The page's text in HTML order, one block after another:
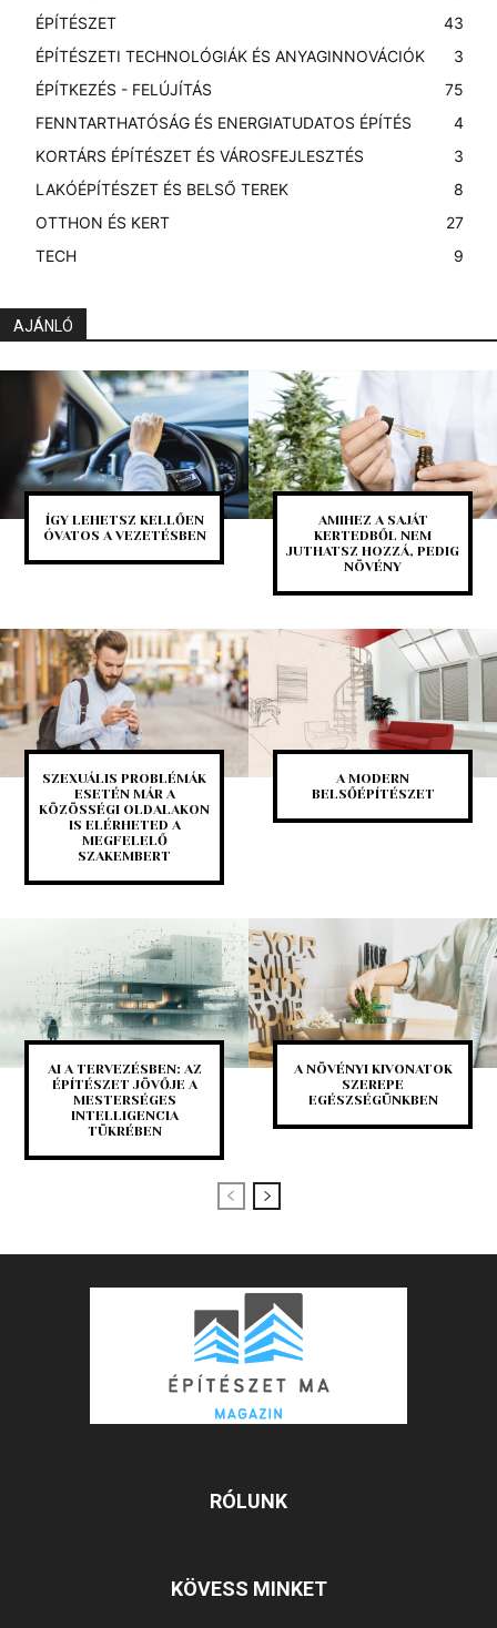
ÉPÍTÉSZET
43
ÉPÍTÉSZETI TECHNOLÓGIÁK ÉS ANYAGINNOVÁCIÓK
3
ÉPÍTKEZÉS - FELÚJÍTÁS
75
FENNTARTHATÓSÁG ÉS ENERGIATUDATOS ÉPÍTÉS
4
KORTÁRS ÉPÍTÉSZET ÉS VÁROSFEJLESZTÉS
3
LAKÓÉPÍTÉSZET ÉS BELSŐ TEREK
8
OTTHON ÉS KERT
27
TECH
9
AJÁNLÓ
ÍGY LEHETSZ KELLŐEN
ÓVATOS A VEZETÉSBEN
AMIHEZ A SAJÁT
KERTEDBŐL NEM
JUTHATSZ HOZZÁ, PEDIG
NÖVÉNY
SZEXUÁLIS PROBLÉMÁK
ESETÉN MÁR A
KÖZÖSSÉGI OLDALAKON
IS ELÉRHETED A
MEGFELELŐ
SZAKEMBERT
A MODERN
BELSŐÉPÍTÉSZET
AI A TERVEZÉSBEN: AZ
ÉPÍTÉSZET JÖVŐJE A
MESTERSÉGES
INTELLIGENCIA
TÜKRÉBEN
A NÖVÉNYI KIVONATOK
SZEREPE
EGÉSZSÉGÜNKBEN
RÓLUNK
KÖVESS MINKET